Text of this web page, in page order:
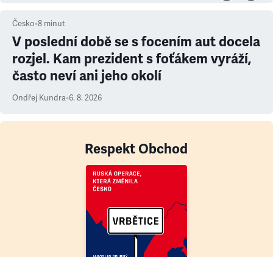
Česko•8 minut
V poslední době se s focením aut docela
rozjel. Kam prezident s foťákem vyráží,
často neví ani jeho okolí
Ondřej Kundra•6. 8. 2026
Respekt Obchod